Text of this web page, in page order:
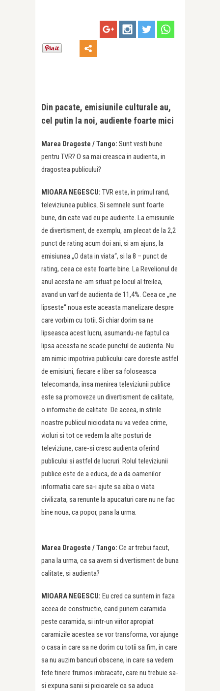
Din pacate, emisiunile culturale au,
cel putin la noi, audiente foarte mici
Marea Dragoste / Tango: Sunt vesti bune
pentru TVR? O sa mai creasca in audienta, in
dragostea publicului?
MIOARA NEGESCU: TVR este, in primul rand,
televiziunea publica. Si semnele sunt foarte
bune, din cate vad eu pe audiente. La emisiunile
de divertisment, de exemplu, am plecat de la 2,2
punct de rating acum doi ani, si am ajuns, la
emisiunea „O data in viata“, si la 8 – punct de
rating, ceea ce este foarte bine. La Revelionul de
anul acesta ne-am situat pe locul al treilea,
avand un varf de audienta de 11,4%. Ceea ce „ne
lipseste“ noua este aceasta manelizare despre
care vorbim cu totii. Si chiar dorim sa ne
lipseasca acest lucru, asumandu-ne faptul ca
lipsa aceasta ne scade punctul de audienta. Nu
am nimic impotriva publicului care doreste astfel
de emisiuni, fiecare e liber sa foloseasca
telecomanda, insa menirea televiziunii publice
este sa promoveze un divertisment de calitate,
o informatie de calitate. De aceea, in stirile
noastre publicul niciodata nu va vedea crime,
violuri si tot ce vedem la alte posturi de
televiziune, care-si cresc audienta oferind
publicului si astfel de lucruri. Rolul televiziunii
publice este de a educa, de a da oamenilor
informatia care sa-i ajute sa aiba o viata
civilizata, sa renunte la apucaturi care nu ne fac
bine noua, ca popor, pana la urma.
Marea Dragoste /Tango: Ce ar trebui facut,
pana la urma, ca sa avem si divertisment de buna
calitate, si audienta?
MIOARA NEGESCU: Eu cred ca suntem in faza
aceea de constructie, cand punem caramida
peste caramida, si intr-un viitor apropiat
caramizile acestea se vor transforma, vor ajunge
o casa in care sa ne dorim cu totii sa fim, in care
sa nu auzim bancuri obscene, in care sa vedem
fete tinere frumos imbracate, care nu trebuie sa-
si expuna sanii si picioarele ca sa aduca